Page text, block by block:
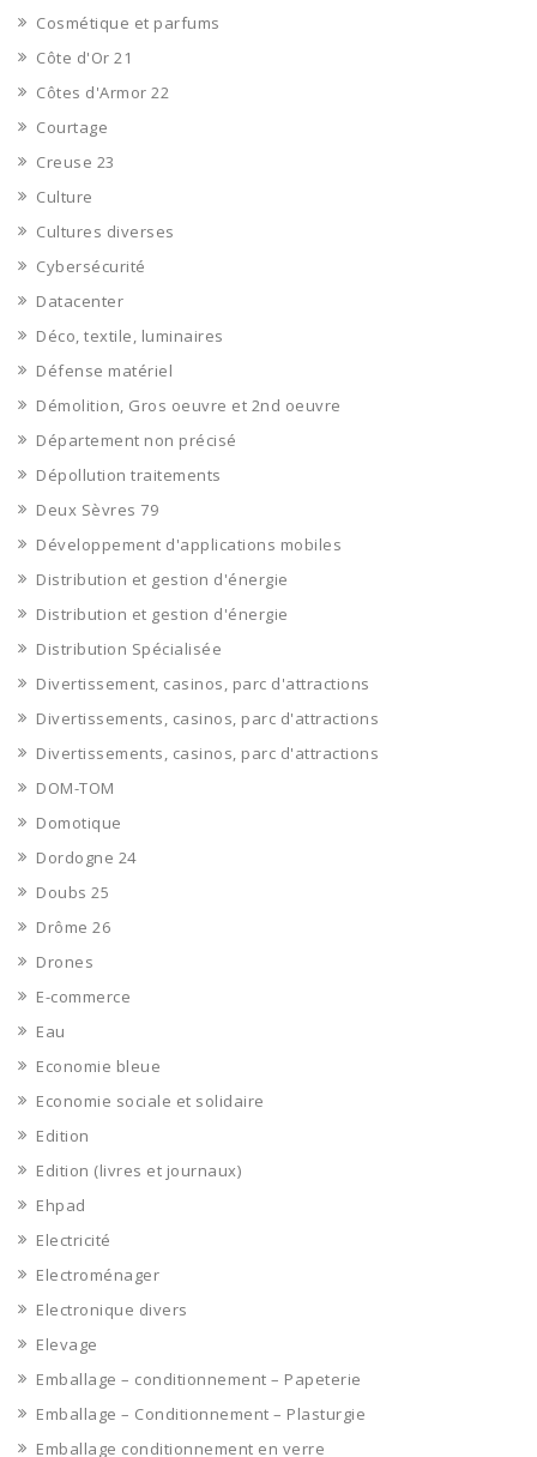
Cosmétique et parfums
Côte d'Or 21
Côtes d'Armor 22
Courtage
Creuse 23
Culture
Cultures diverses
Cybersécurité
Datacenter
Déco, textile, luminaires
Défense matériel
Démolition, Gros oeuvre et 2nd oeuvre
Département non précisé
Dépollution traitements
Deux Sèvres 79
Développement d'applications mobiles
Distribution et gestion d'énergie
Distribution et gestion d'énergie
Distribution Spécialisée
Divertissement, casinos, parc d'attractions
Divertissements, casinos, parc d'attractions
Divertissements, casinos, parc d'attractions
DOM-TOM
Domotique
Dordogne 24
Doubs 25
Drôme 26
Drones
E-commerce
Eau
Economie bleue
Economie sociale et solidaire
Edition
Edition (livres et journaux)
Ehpad
Electricité
Electroménager
Electronique divers
Elevage
Emballage – conditionnement – Papeterie
Emballage – Conditionnement – Plasturgie
Emballage conditionnement en verre